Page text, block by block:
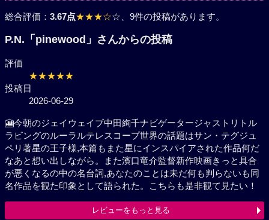
総合評価： 3.67点★★★☆☆ 、9件の投稿があります。
P.N.「pinewood」さんからの投稿
評価
★★★★★
投稿日
2026-06-29
🎦今朝のジェイウェイブ中田絢千ナビゲータージャストリトル
ラビングのルーラルテレスコープ世界の話題はサン・テグジュ
ペリ著星の王子様,本篇もまた星にインスパイアされた作品何だ
なあと想い出しながら。また濱口竜介監督新作映画きっと具合
が悪くなるの中の名台詞,あなたのことは未だ何も判らないも同
名作品を観た印象として語られた。こちらも是非観て見たい！
レビューをもっと見る